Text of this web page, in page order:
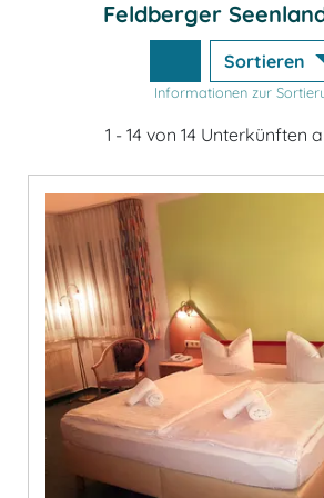
Feldberger
Sortieren
Informationen zur
1 - 14 von 14 Unterkünften